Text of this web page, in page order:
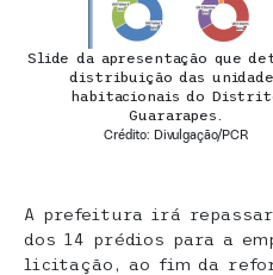
Slide da apresentação que
distribuição das
habitacionais do
Guararapes.
Crédito: Divulgação/PCR
A prefeitura irá repassar
dos 14 prédios para a
licitação, ao fim da